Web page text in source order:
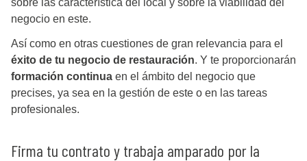
negocio en este.
Así como en otras cuestiones de gran relevancia para el
éxito de tu negocio de restauración. Y te proporcionarán
formación continua en el ámbito del negocio que
precises, ya sea en la gestión de este o en las tareas
profesionales.
Firma tu contrato y trabaja amparado por la